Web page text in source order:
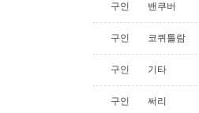
구인 밴쿠버
구인 코퀴틀람
구인 기타
구인 써리